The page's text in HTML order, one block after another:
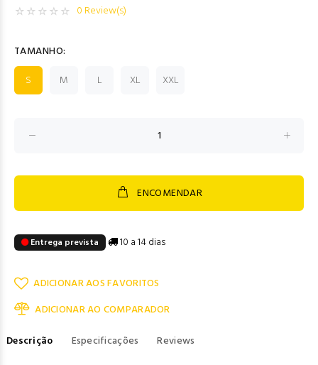
0 Review(s)
TAMANHO:
S
M L XL XXL
ENCOMENDAR
Entrega prevista 10 a 14 dias
ADICIONAR AOS FAVORITOS
ADICIONAR AO COMPARADOR
Descrição
Especificações
Reviews